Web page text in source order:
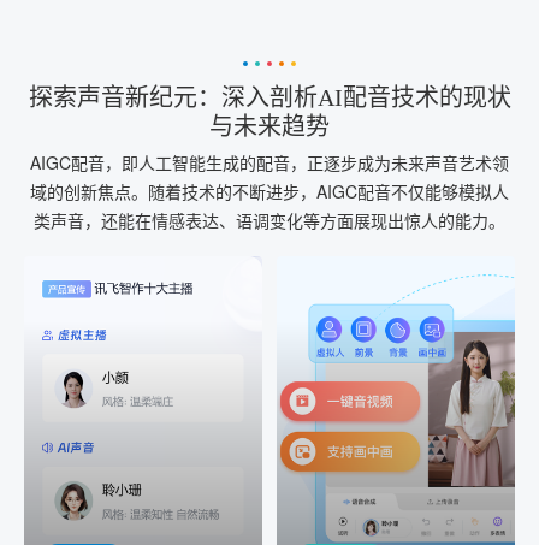
探索声音新纪元：深入剖析AI配音技术的现状
与未来趋势
AIGC配音，即人工智能生成的配音，正逐步成为未来声音艺术领
域的创新焦点。随着技术的不断进步，AIGC配音不仅能够模拟人
类声音，还能在情感表达、语调变化等方面展现出惊人的能力。
AI配音
音视频一键生成
室"中输入文本或录音，一
出
AI+音频
配音一键生成
AI+音频：基于全球领先的
TTS能力打造的AI音频制作
工具，输入文本、选择发
音人即可一键生成专业音